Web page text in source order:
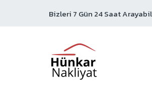
Bizleri 7 Gün 24 Saat